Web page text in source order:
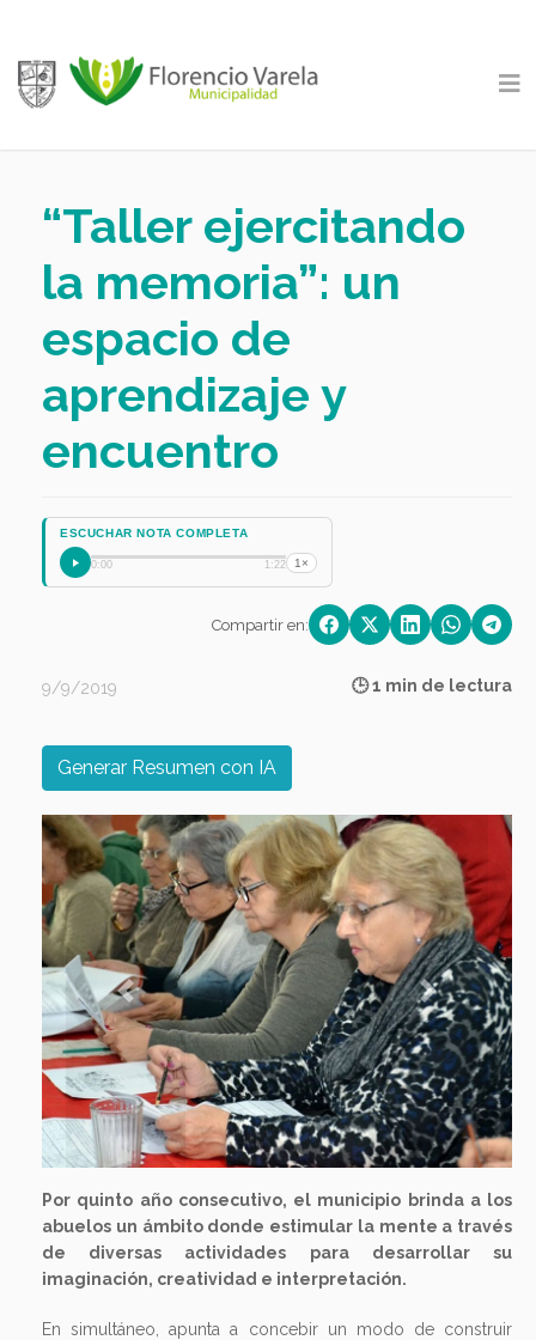
“Taller ejercitando
la memoria”: un
espacio de
aprendizaje y
encuentro
ESCUCHAR NOTA COMPLETA
0:00 1:22 1×
Compartir en:
9/9/2019 🕒 1 min de lectura
Generar Resumen con IA
Previous Next
Por quinto año consecutivo, el municipio brinda a los
abuelos un ámbito donde estimular la mente a través
de diversas actividades para desarrollar su
imaginación, creatividad e interpretación.
En simultáneo, apunta a concebir un modo de construir